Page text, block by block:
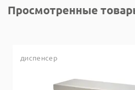
Просмотренные
диспенсер